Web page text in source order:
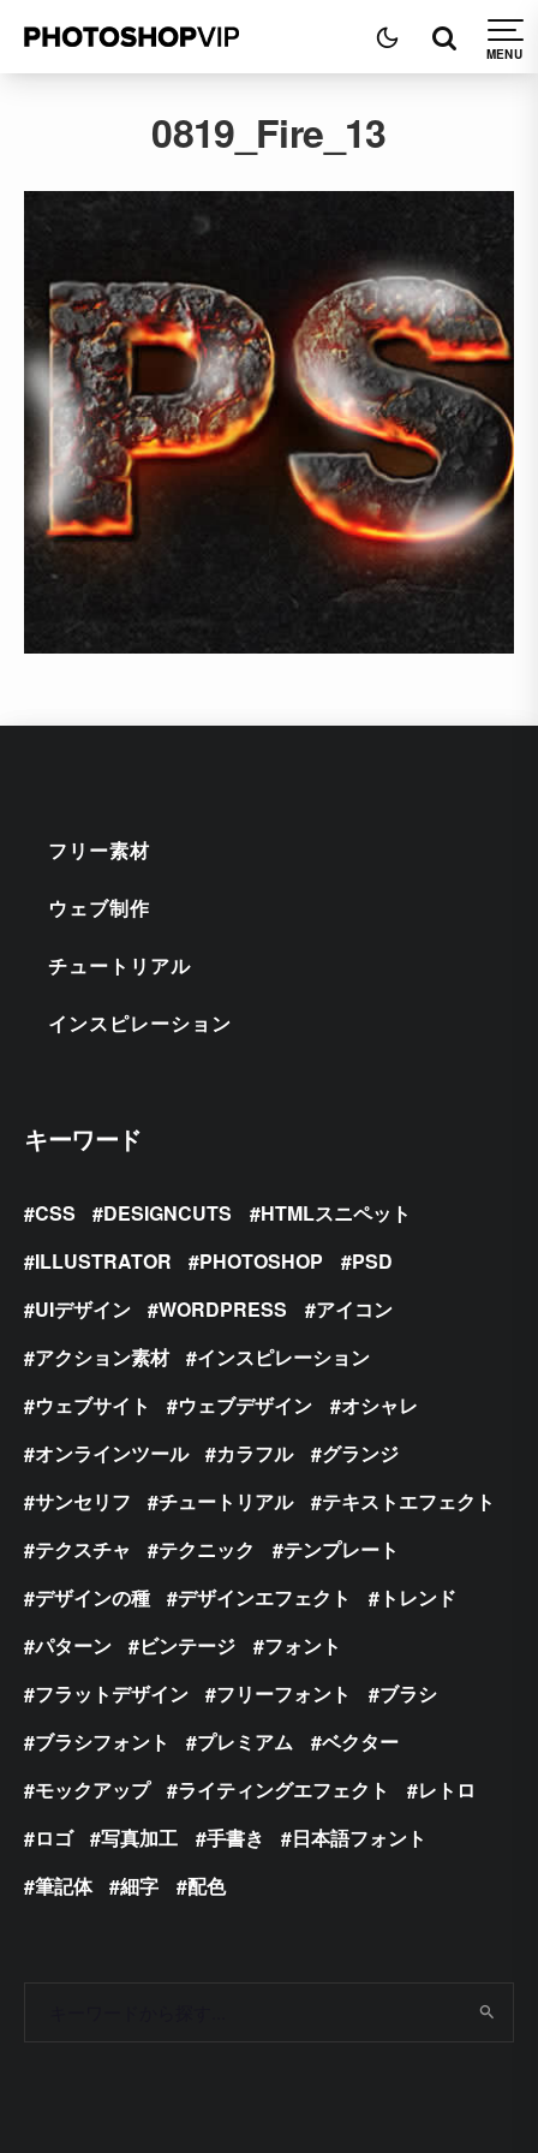
0819_Fire_13
フリー素材
ウェブ制作
チュートリアル
インスピレーション
キーワード
CSS DESIGNCUTS
HTMLスニペット
ILLUSTRATOR
PHOTOSHOP
PSD
UIデザイン
WORDPRESS
アイコン
アクション素材
インスピレーション
ウェブサイト
ウェブデザイン
オシャレ
オンラインツール
カラフル
グランジ
サンセリフ
チュートリアル
テキストエフェクト
テクスチャ
テクニック
テンプレート
デザインの種
デザインエフェクト
トレンド
パターン
ビンテージ
フォント
フラットデザイン
フリーフォント
ブラシ
ブラシフォント
プレミアム
ベクター
モックアップ
ライティングエフェクト
レトロ
ロゴ
写真加工 手書き
日本語フォント
筆記体
細字 配色